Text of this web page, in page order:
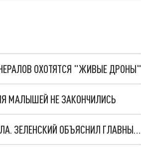
ОХОТЯТСЯ "ЖИВЫЕ ДРОНЫ"
МАЛЫШЕЙ НЕ ЗАКОНЧИЛИСЬ
"МЫ ВАС ЗАСТАВИМ": ЖУТКИЕ ДЕТАЛИ ОХОТЫ НА ГЕНЕРАЛА. ЗЕЛЕНСКИЙ ОБЪЯСНИЛ ГЛАВНЫЙ СМЫСЛ ТЕРАКТА В ЦЕНТРЕ МОСКВЫ